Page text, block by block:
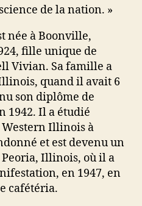
de la nation. »
née à Boonville,
fille unique de
Vivian. Sa famille a
quand il avait 6
son diplôme de
1942. Il a étudié
Western Illinois à
et est devenu un
Illinois, où il a
en 1947, en
cafétéria.